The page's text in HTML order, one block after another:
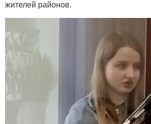
жителей районов.